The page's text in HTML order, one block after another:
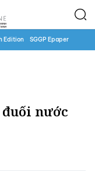
Edition SGGP Epaper
nước